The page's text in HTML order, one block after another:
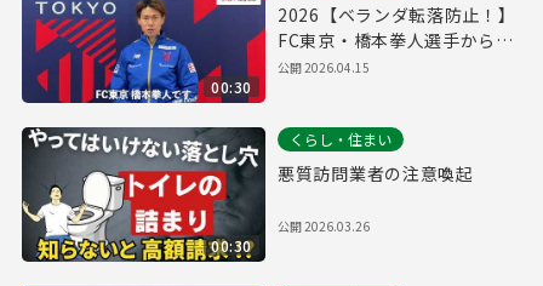
00:30
2026【ベランダ転落防止！】
FC東京・橋本拳人選手からの
メッセージ
公開2026.04.15
00:30
くらし・住まい
悪質訪問業者の注意喚起
公開2026.03.26